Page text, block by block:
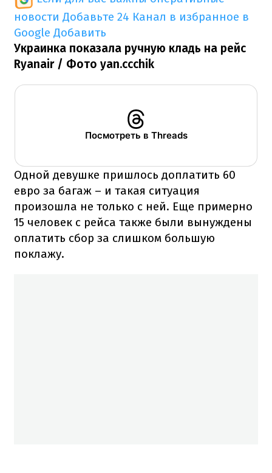
новости Добавьте 24 Канал в избранное в
Google Добавить
Украинка показала ручную кладь на рейс
Ryanair / Фото yan.ccchik
Посмотреть в Threads
Одной девушке пришлось доплатить 60
евро за багаж – и такая ситуация
произошла не только с ней. Еще примерно
15 человек с рейса также были вынуждены
оплатить сбор за слишком большую
поклажу.